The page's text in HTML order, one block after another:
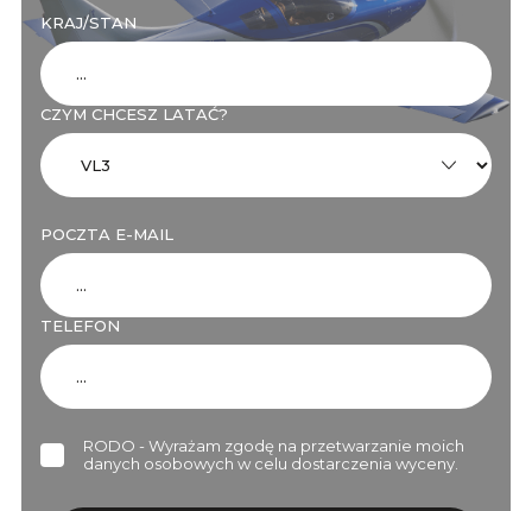
KRAJ/STAN
CZYM CHCESZ LATAĆ?
POCZTA E-MAIL
TELEFON
RODO - Wyrażam zgodę na przetwarzanie moich
danych osobowych w celu dostarczenia wyceny.